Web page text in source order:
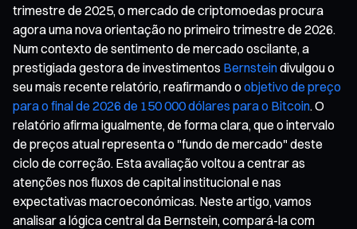
trimestre de 2025, o mercado de criptomoedas procura
agora uma nova orientação no primeiro trimestre de 2026.
Num contexto de sentimento de mercado oscilante, a
prestigiada gestora de investimentos Bernsteindivulgou o
seu mais recente relatório, reafirmando oobjetivo de preço
para o final de 2026 de 150 000 dólares para o Bitcoin. O
relatório afirma igualmente, de forma clara, que o intervalo
de preços atual representa o "fundo de mercado" deste
ciclo de correção. Esta avaliação voltou a centrar as
atenções nos fluxos de capital institucional e nas
expectativas macroeconómicas. Neste artigo, vamos
analisar a lógica central da Bernstein, compará-la com